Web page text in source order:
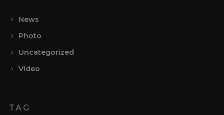
News
Photo
Uncategorized
Video
TAG